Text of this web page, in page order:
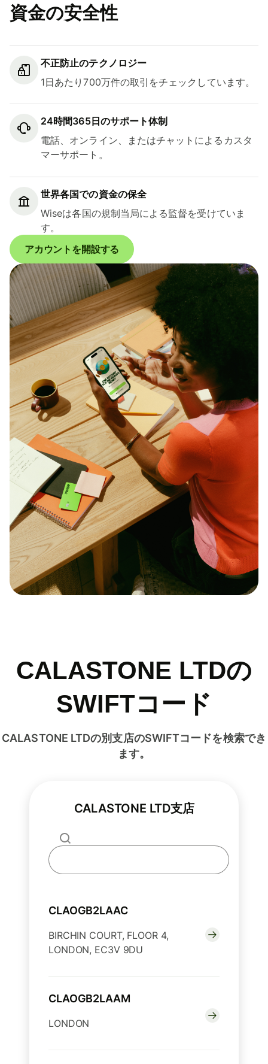
資金の安全性
不正防止のテクノロジー
1日あたり700万件の取引をチェックしています。
24時間365日のサポート体制
電話、オンライン、またはチャットによるカスタ
マーサポート。
世界各国での資金の保全
Wiseは各国の規制当局による監督を受けていま
す。
アカウントを開設する
CALASTONE LTDの
SWIFTコード
CALASTONE LTDの別支店のSWIFTコードを検索でき
ます。
CALASTONE LTD支店
CLAOGB2LAAC
BIRCHIN COURT, FLOOR 4,
LONDON, EC3V 9DU
CLAOGB2LAAM
LONDON